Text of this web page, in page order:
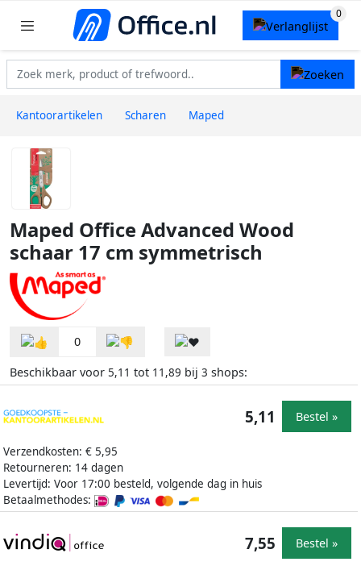
Kantoorartikelen Scharen Maped
Maped Office Advanced Wood
schaar 17 cm symmetrisch
0
Beschikbaar voor 5,11 tot 11,89 bij 3 shops:
Verzendkosten: € 5,95
Retourneren: 14 dagen
Levertijd: Voor 17:00 besteld, volgende dag in huis
Betaalmethodes:
5,11 Bestel »
7,55 Bestel »